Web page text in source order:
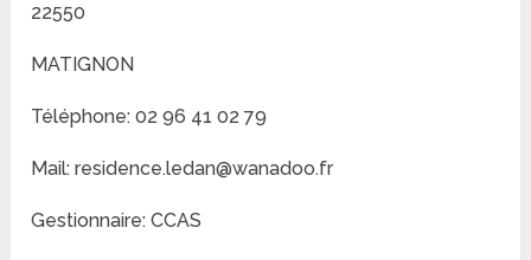
22550
MATIGNON
Téléphone: 02 96 41 02 79
Mail: residence.ledan@wanadoo.fr
Gestionnaire: CCAS